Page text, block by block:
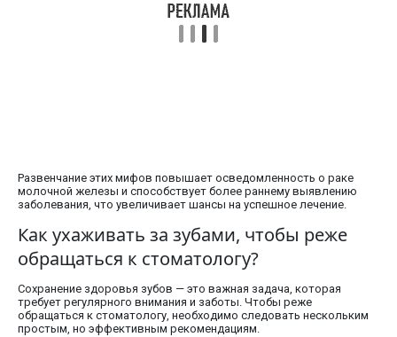
Развенчание этих мифов повышает осведомленность о раке
молочной железы и способствует более раннему выявлению
заболевания, что увеличивает шансы на успешное лечение.
Как ухаживать за зубами, чтобы реже
обращаться к стоматологу?
Сохранение здоровья зубов — это важная задача, которая
требует регулярного внимания и заботы. Чтобы реже
обращаться к стоматологу, необходимо следовать нескольким
простым, но эффективным рекомендациям.